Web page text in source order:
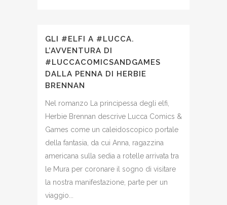
GLI #ELFI A #LUCCA.
L’AVVENTURA DI
#LUCCACOMICSANDGAMES
DALLA PENNA DI HERBIE
BRENNAN
Nel romanzo La principessa degli elfi,
Herbie Brennan descrive Lucca Comics &
Games come un caleidoscopico portale
della fantasia, da cui Anna, ragazzina
americana sulla sedia a rotelle arrivata tra
le Mura per coronare il sogno di visitare
la nostra manifestazione, parte per un
viaggio...